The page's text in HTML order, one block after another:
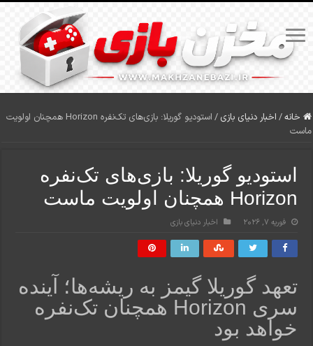
خانه/ اخبار دنیای بازی /
استودیو گوریلا: بازی‌های تک‌نفره Horizon همچنان اولویت
ماست
استودیو گوریلا: بازی‌های تک‌نفره
Horizon همچنان اولویت ماست
فوریه 7, 2026 اخبار دنیای بازی
تعهد گوریلا گیمز به ریشه‌ها؛ آینده
سری Horizon همچنان تک‌نفره
خواهد بود